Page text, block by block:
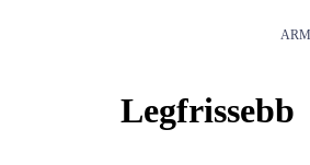
Legfrissebb